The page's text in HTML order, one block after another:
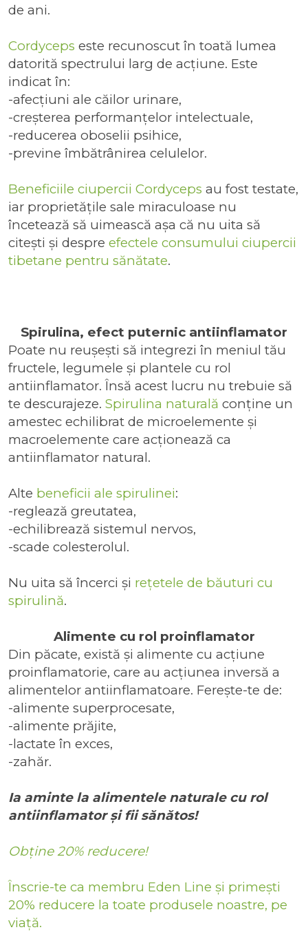
de ani.
Cordyceps este recunoscut în toată lumea
datorită spectrului larg de acțiune. Este
indicat în:
-afecțiuni ale căilor urinare,
-creșterea performanțelor intelectuale,
-reducerea oboselii psihice,
-previne îmbătrânirea celulelor.
Beneficiile ciupercii Cordyceps au fost testate,
iar proprietățile sale miraculoase nu
încetează să uimească așa că nu uita să
citești și despre efectele consumului ciupercii
tibetane pentru sănătate.
Spirulina, efect puternic antiinflamator
Poate nu reușești să integrezi în meniul tău
fructele, legumele și plantele cu rol
antiinflamator. Însă acest lucru nu trebuie să
te descurajeze. Spirulina naturală conține un
amestec echilibrat de microelemente și
macroelemente care acționează ca
antiinflamator natural.
Alte beneficii ale spirulinei:
-reglează greutatea,
-echilibrează sistemul nervos,
-scade colesterolul.
Nu uita să încerci și rețetele de băuturi cu
spirulină.
Alimente cu rol proinflamator
Din păcate, există și alimente cu acțiune
proinflamatorie, care au acțiunea inversă a
alimentelor antiinflamatoare. Ferește-te de:
-alimente superprocesate,
-alimente prăjite,
-lactate în exces,
-zahăr.
Ia aminte la alimentele naturale cu rol
antiinflamator și fii sănătos!
Obține 20% reducere!
Înscrie-te ca membru Eden Line și primești
20% reducere la toate produsele noastre, pe
viață.